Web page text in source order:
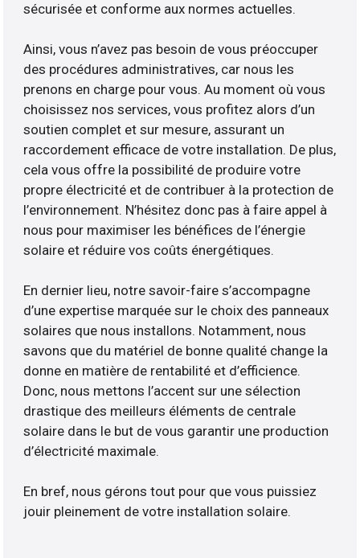
sécurisée et conforme aux normes actuelles.
Ainsi, vous n’avez pas besoin de vous préoccuper
des procédures administratives, car nous les
prenons en charge pour vous. Au moment où vous
choisissez nos services, vous profitez alors d’un
soutien complet et sur mesure, assurant un
raccordement efficace de votre installation. De plus,
cela vous offre la possibilité de produire votre
propre électricité et de contribuer à la protection de
l’environnement. N’hésitez donc pas à faire appel à
nous pour maximiser les bénéfices de l’énergie
solaire et réduire vos coûts énergétiques.
En dernier lieu, notre savoir-faire s’accompagne
d’une expertise marquée sur le choix des panneaux
solaires que nous installons. Notamment, nous
savons que du matériel de bonne qualité change la
donne en matière de rentabilité et d’efficience.
Donc, nous mettons l’accent sur une sélection
drastique des meilleurs éléments de centrale
solaire dans le but de vous garantir une production
d’électricité maximale.
En bref, nous gérons tout pour que vous puissiez
jouir pleinement de votre installation solaire.